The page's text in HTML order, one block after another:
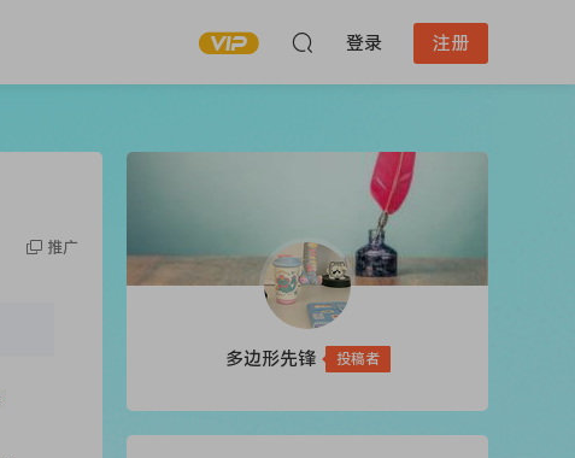
登录 注册
推广
多边形先锋 投稿者